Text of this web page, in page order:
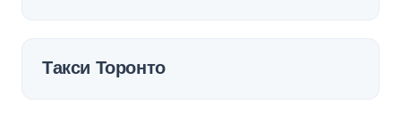
Такси Торонто